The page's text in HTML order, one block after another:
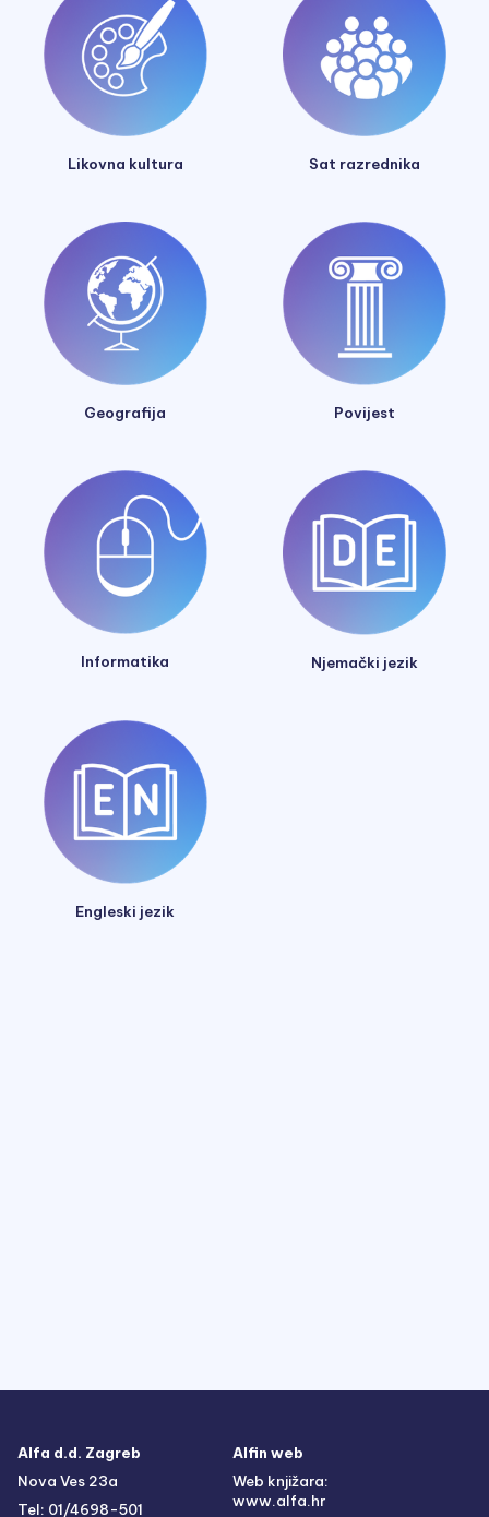
Likovna kultura Sat razrednika
Geografija Povijest
Informatika Njemački jezik
Engleski jezik
Alfa d.d. Zagreb
Nova Ves 23a
Tel: 01/4698-501
Alfin web
Web knjižara:
www.alfa.hr